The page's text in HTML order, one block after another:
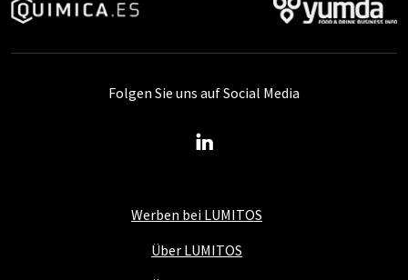
Werben bei LUMITOS
Über LUMITOS
Folgen Sie uns auf Social Media